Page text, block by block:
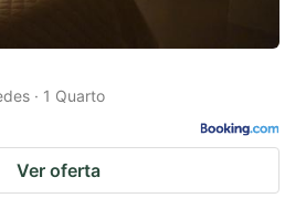
· 1 Quarto
Ver oferta